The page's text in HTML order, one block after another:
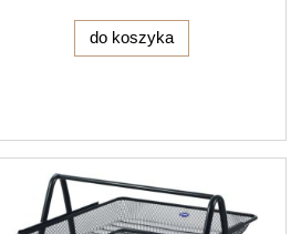
do koszyka